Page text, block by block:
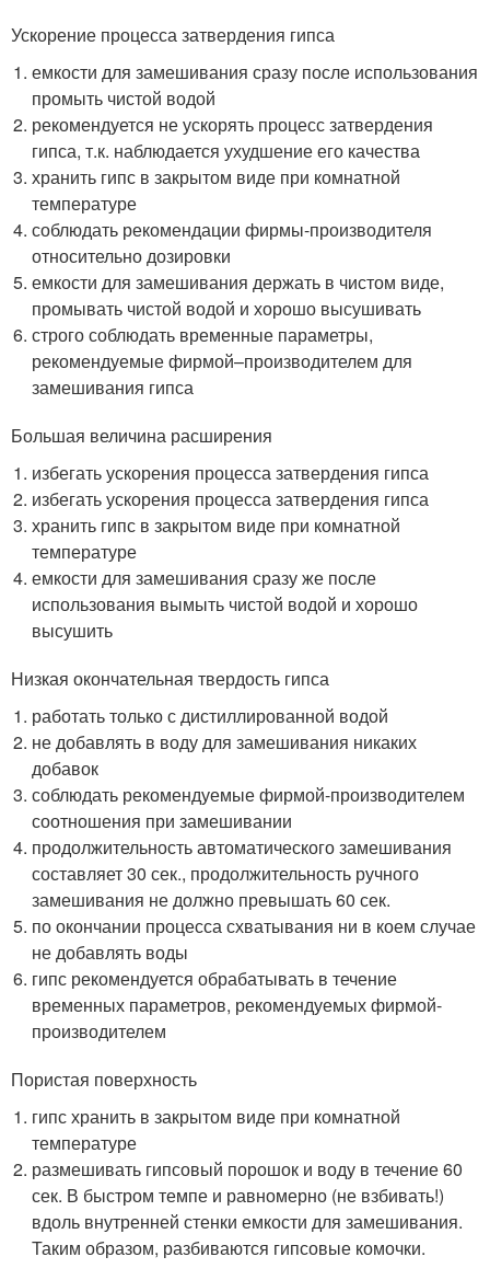
Ускорение процесса затвердения гипса
емкости для замешивания сразу после использования
промыть чистой водой
рекомендуется не ускорять процесс затвердения
гипса, т.к. наблюдается ухудшение его качества
хранить гипс в закрытом виде при комнатной
температуре
соблюдать рекомендации фирмы-производителя
относительно дозировки
емкости для замешивания держать в чистом виде,
промывать чистой водой и хорошо высушивать
строго соблюдать временные параметры,
рекомендуемые фирмой–производителем для
замешивания гипса
Большая величина расширения
избегать ускорения процесса затвердения гипса
избегать ускорения процесса затвердения гипса
хранить гипс в закрытом виде при комнатной
температуре
емкости для замешивания сразу же после
использования вымыть чистой водой и хорошо
высушить
Низкая окончательная твердость гипса
работать только с дистиллированной водой
не добавлять в воду для замешивания никаких
добавок
соблюдать рекомендуемые фирмой-производителем
соотношения при замешивании
продолжительность автоматического замешивания
составляет 30 сек., продолжительность ручного
замешивания не должно превышать 60 сек.
по окончании процесса схватывания ни в коем случае
не добавлять воды
гипс рекомендуется обрабатывать в течение
временных параметров, рекомендуемых фирмой-
производителем
Пористая поверхность
гипс хранить в закрытом виде при комнатной
температуре
размешивать гипсовый порошок и воду в течение 60
сек. В быстром темпе и равномерно (не взбивать!)
вдоль внутренней стенки емкости для замешивания.
Таким образом, разбиваются гипсовые комочки.